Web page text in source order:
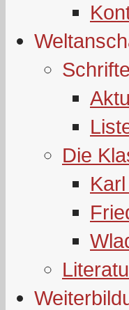
Die